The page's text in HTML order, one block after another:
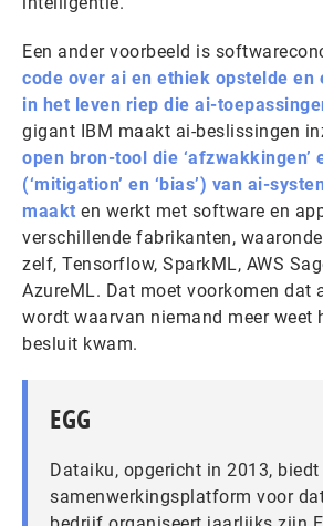
Een ander voorbeeld is
code over ai en ethiek opstelde en
in het leven riep die ai-
gigant IBM maakt ai-beslissingen
open bron-tool die ‘afzwakkingen’
(‘mitigation’ en ‘bias’) van ai-
maakt en werkt met software en
verschillende fabrikanten,
zelf, Tensorflow, SparkML, AWS
AzureML. Dat moet voorkomen dat
wordt waarvan niemand meer weet
besluit kwam.
EGG
Dataiku, opgericht in 2013, biedt
samenwerkingsplatform voor